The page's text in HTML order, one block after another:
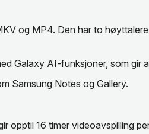
og MP4. Den har to
Galaxy AI-funksjoner, som gir
Samsung Notes og Gallery.
16 timer videoavspilling